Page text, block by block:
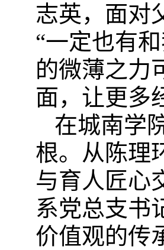
志英，面对
“一定也有
的微薄之力
面，让更多
在城南学
根。从陈理
与育人匠心
系党总支书
价值观的传